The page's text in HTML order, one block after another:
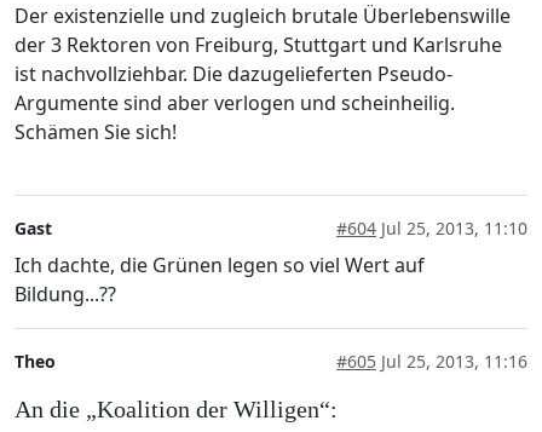
Der existenzielle und zugleich brutale Überlebenswille
der 3 Rektoren von Freiburg, Stuttgart und Karlsruhe
ist nachvollziehbar. Die dazugelieferten Pseudo-
Argumente sind aber verlogen und scheinheilig.
Schämen Sie sich!
Gast #604 Jul 25, 2013, 11:10
Ich dachte, die Grünen legen so viel Wert auf
Bildung...??
Theo #605 Jul 25, 2013, 11:16
An die „Koalition der Willigen“: